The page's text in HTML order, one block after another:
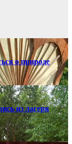
о природе
из лагеря